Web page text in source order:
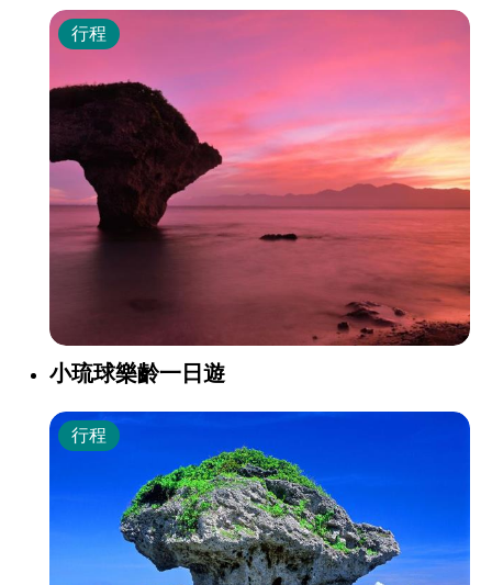
小琉球樂齡一日遊
行程
行程